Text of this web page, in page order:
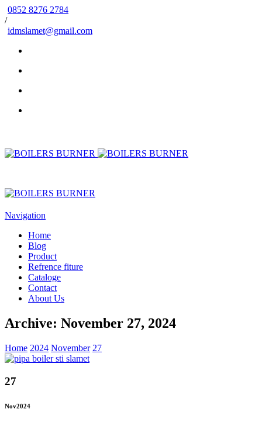
0852 8276 2784
/
idmslamet@gmail.com
Navigation
Home
Blog
Product
Refrence fiture
Cataloge
Contact
About Us
Archive: November 27, 2024
Home 2024 November 27
27
Nov2024